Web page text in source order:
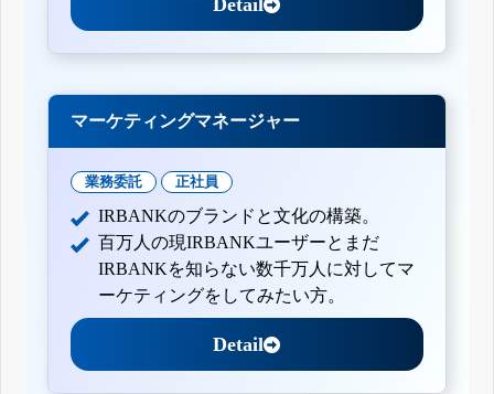
マーケティングマネージャー
業務委託 正社員
IRBANKのブランドと文化の構築。
百万人の現IRBANKユーザーとまだ
IRBANKを知らない数千万人に対してマ
ーケティングをしてみたい方。
Detail